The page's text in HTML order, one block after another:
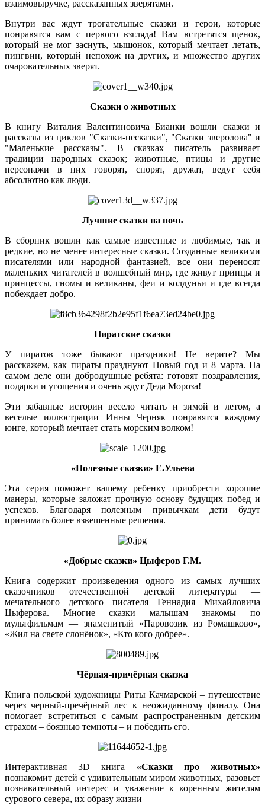
взаимовыручке, рассказанных зверятами.
Внутри вас ждут трогательные сказки и герои, которые
понравятся вам с первого взгляда! Вам встретятся щенок,
который не мог заснуть, мышонок, который мечтает летать,
пингвин, который непохож на других, и множество других
очаровательных зверят.
Сказки о животных
В книгу Виталия Валентиновича Бианки вошли сказки и
рассказы из циклов "Сказки-несказки", "Сказки зверолова" и
"Маленькие рассказы". В сказках писатель развивает
традиции народных сказок; животные, птицы и другие
персонажи в них говорят, спорят, дружат, ведут себя
абсолютно как люди.
Лучшие сказки на ночь
В сборник вошли как самые известные и любимые, так и
редкие, но не менее интересные сказки. Созданные великими
писателями или народной фантазией, все они переносят
маленьких читателей в волшебный мир, где живут принцы и
принцессы, гномы и великаны, феи и колдуньи и где всегда
побеждает добро.
Пиратские сказки
У пиратов тоже бывают праздники! Не верите? Мы
расскажем, как пираты празднуют Новый год и 8 марта. На
самом деле они добродушные ребята: готовят поздравления,
подарки и угощения и очень ждут Деда Мороза!
Эти забавные истории весело читать и зимой и летом, а
веселые иллюстрации Инны Черняк понравятся каждому
юнге, который мечтает стать морским волком!
«Полезные сказки» Е.Ульева
Эта серия поможет вашему ребенку приобрести хорошие
манеры, которые заложат прочную основу будущих побед и
успехов. Благодаря полезным привычкам дети будут
принимать более взвешенные решения.
«Добрые сказки» Цыферов Г.М.
Книга содержит произведения одного из самых лучших
сказочников отечественной детской литературы —
мечательного детского писателя Геннадия Михайловича
Цыферова. Многие сказки малышам знакомы по
мультфильмам — знаменитый «Паровозик из Ромашково»,
«Жил на свете слонёнок», «Кто кого добрее».
Чёрная-причёрная сказка
Книга польской художницы Риты Качмарской – путешествие
через черный-пречёрный лес к неожиданному финалу. Она
помогает встретиться с самым распространенным детским
страхом – боязнью темноты – и победить его.
Интерактивная 3D книга «Сказки про животных»
познакомит детей с удивительным миром животных, разовьет
познавательный интерес и уважение к коренным жителям
сурового севера, их образу жизни